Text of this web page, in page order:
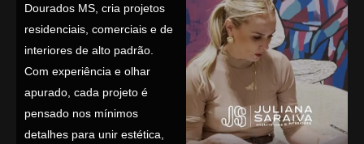
Dourados MS, cria projetos
residenciais, comerciais e de
interiores de alto padrão.
Com experiência e olhar
apurado, cada projeto é
pensado nos mínimos
detalhes para unir estética,